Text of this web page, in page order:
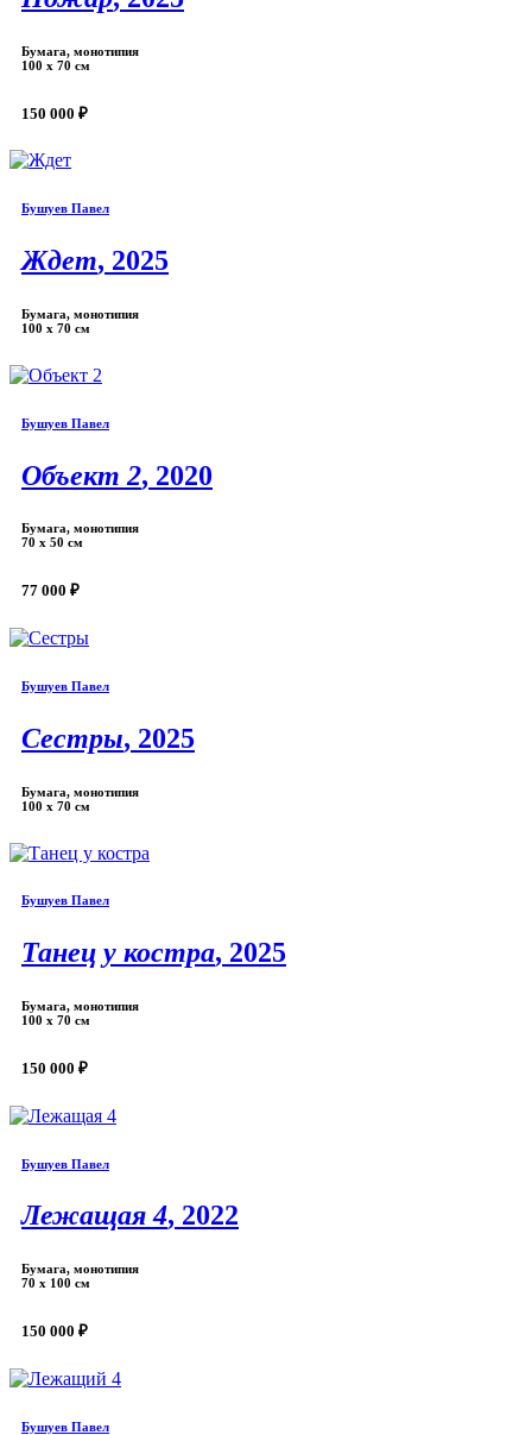
Бумага, монотипия
100 х 70 см
150 000 ₽
Бушуев Павел
Ждет, 2025
Бумага, монотипия
100 х 70 см
Бушуев Павел
Объект 2, 2020
Бумага, монотипия
70 x 50 см
77 000 ₽
Бушуев Павел
Сестры, 2025
Бумага, монотипия
100 х 70 см
Бушуев Павел
Танец у костра, 2025
Бумага, монотипия
100 х 70 см
150 000 ₽
Бушуев Павел
Лежащая 4, 2022
Бумага, монотипия
70 х 100 см
150 000 ₽
Бушуев Павел